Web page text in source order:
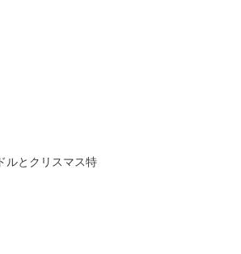
とクリスマス特